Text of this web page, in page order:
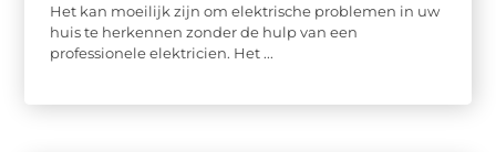
Het kan moeilijk zijn om elektrische problemen in uw
huis te herkennen zonder de hulp van een
professionele elektricien. Het ...